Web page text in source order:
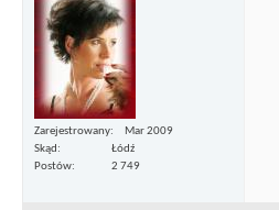
Zarejestrowany
Mar 2009
Skąd
Łódź
Postów
2 749